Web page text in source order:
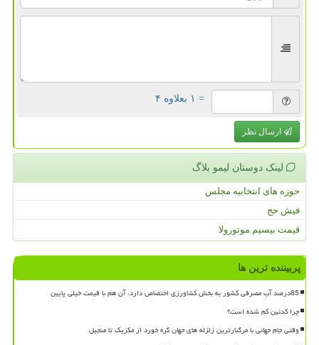
= ۱ بعلاوه ۴
ارسال نظر
لینک دوستان لیمو بلاگ
حوزه های انتخابیه مجلس
فیش حج
قیمت بیسیم موتورولا
پربیننده ترین ها
85درصد آب مصرفی کشور به بخش کشاورزی اختصاص دارد، آن هم با قیمت خیلی پایین
چرا کدئین کم شده است؟
وقتی جام جهانی با مرگبارترین زلزله های جهان گره خورد از مکزیک تا منجیل